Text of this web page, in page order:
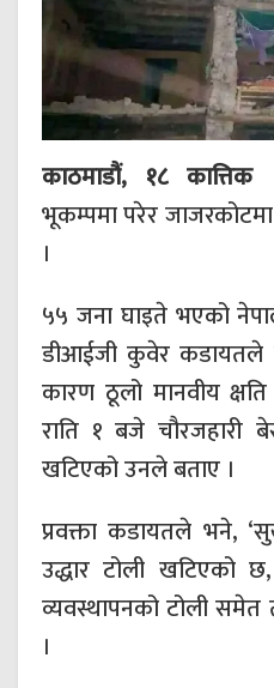
काठमाडौं, १८ कात्तिक
भूकम्पमा परेर
।
५५ जना घाइते भएको नेपाल
डीआईजी कुवेर कडायतले
कारण ठूलो मानवीय
राति १ बजे चौरजहारी
खटिएको उनले बताए ।
प्रवक्ता कडायतले भने,
उद्धार टोली खटिएको
व्यवस्थापनको टोली
।